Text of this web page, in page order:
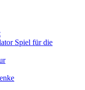
Spiel für die